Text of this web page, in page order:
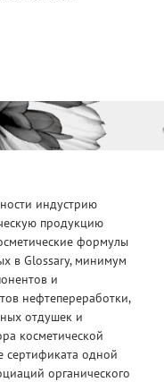
индустрию
продукцию
формулы
в Glossary, минимум
и
нефтепереработки,
отдушек и
косметической
сертификата одной
органического